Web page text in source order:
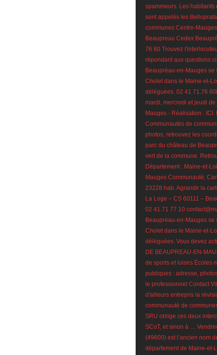
spammeurs. Les
sont appelés les
communes Centre-
Beaupreau Cedex
76 80 Trouvez
répondant aux questions
Beaupréau-en-Mauges
Cholet dans le Maine-et-
déléguées. 02 41 71.76
mardi, mercredi et jeudi
Mauges - Réalisation :
Communautés de
photos, retrouvez les
parc du château de
vert de la commune.
Département : Maine-et-
Mauges Communauté;
23228 hab. Agrandir la
La Loge – CS 60111 –
02 41 71 77 10
Beaupréau-en-Mauges
Cholet dans le Maine-et-
déléguées. Vous devez
DE BEAUPREAU-EN-
de sports et loisirs Écoles
publiques : adresse,
le professionnel Contact
d'ailleurs entrepris la
communauté de
SRU oblige ces deux
SCoT, et sinon à …
(49600) est l’ancien nom
département de Maine-et-